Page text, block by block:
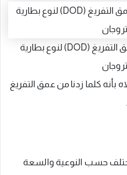
عدد الدورات مقابل عمق التفريغ (DOD) لنوع بطارية
تروجان
بأنه كلما زدنا من عمق التفريغ
تختلف حسب النوعية والسعة